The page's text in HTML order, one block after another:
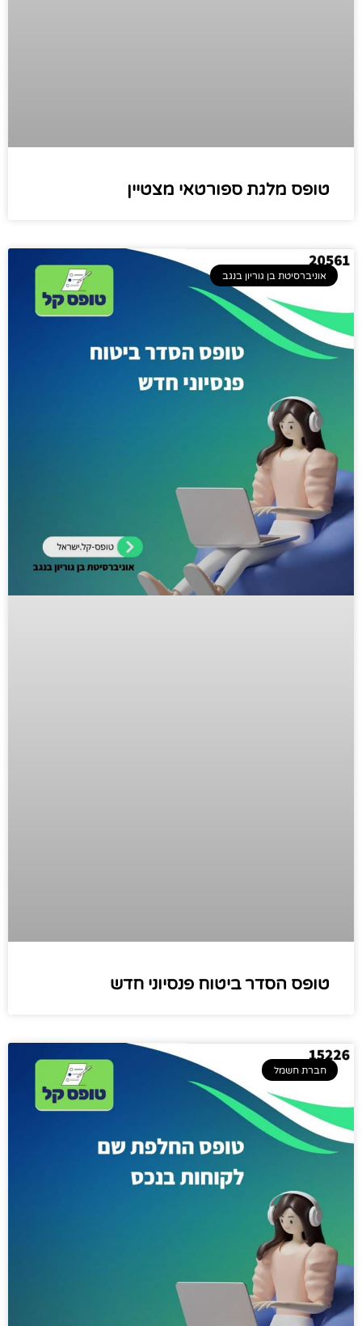
טופס מלגת ספורטאי מצטיין
אוניברסיטת בן גוריון בנגב
טופס הסדר ביטוח פנסיוני חדש
חברת חשמל